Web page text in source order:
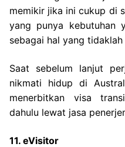
memikir jika ini cukup di
yang punya kebutuhan
sebagai hal yang tidaklah
Saat sebelum lanjut
nikmati hidup di
menerbitkan visa
dahulu lewat jasa
11. eVisitor